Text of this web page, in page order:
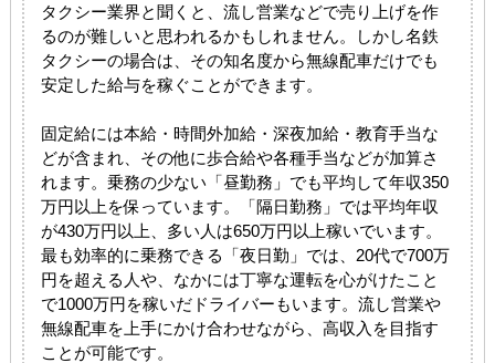
タクシー業界と聞くと、流し営業などで売り上げを作
るのが難しいと思われるかもしれません。しかし名鉄
タクシーの場合は、その知名度から無線配車だけでも
安定した給与を稼ぐことができます。
固定給には本給・時間外加給・深夜加給・教育手当な
どが含まれ、その他に歩合給や各種手当などが加算さ
れます。乗務の少ない「昼勤務」でも平均して年収350
万円以上を保っています。「隔日勤務」では平均年収
が430万円以上、多い人は650万円以上稼いでいます。
最も効率的に乗務できる「夜日勤」では、20代で700万
円を超える人や、なかには丁寧な運転を心がけたこと
で1000万円を稼いだドライバーもいます。流し営業や
無線配車を上手にかけ合わせながら、高収入を目指す
ことが可能です。